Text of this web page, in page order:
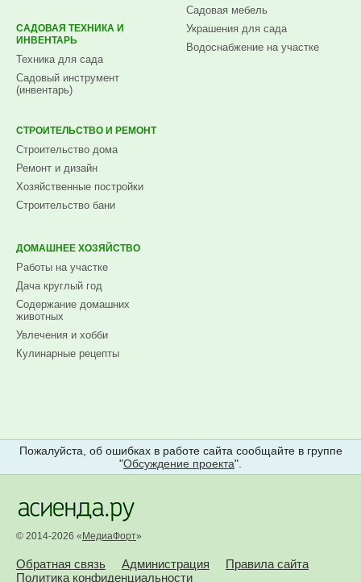
САДОВАЯ ТЕХНИКА И
ИНВЕНТАРЬ
Техника для сада
Садовый инструмент
(инвентарь)
Садовая мебель
Украшения для сада
Водоснабжение на участке
СТРОИТЕЛЬСТВО И РЕМОНТ
Строительство дома
Ремонт и дизайн
Хозяйственные постройки
Строительство бани
ДОМАШНЕЕ ХОЗЯЙСТВО
Работы на участке
Дача круглый год
Содержание домашних
животных
Увлечения и хобби
Кулинарные рецепты
Пожалуйста, об ошибках в работе сайта сообщайте в группе
"Обсуждение проекта".
© 2014-2026 « МедиаФорт»
Обратная связь Администрация
Правила сайта
Политика конфиденциальности